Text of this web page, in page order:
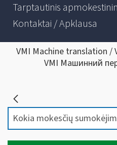
Tarptautinis
Kontaktai / Apklausa
VMI Machine translation
VMI Машинний